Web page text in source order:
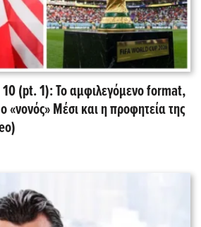
(pt. 1): Το αμφιλεγόμενο format,
«νονός» Μέσι και η προφητεία της